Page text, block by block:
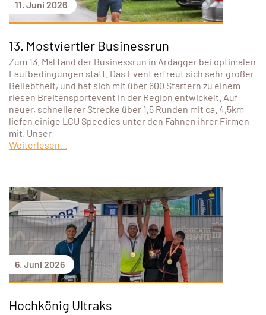
11. Juni 2026
13. Mostviertler Businessrun
Zum 13. Mal fand der Businessrun in Ardagger bei optimalen
Laufbedingungen statt. Das Event erfreut sich sehr großer
Beliebtheit, und hat sich mit über 600 Startern zu einem
riesen Breitensportevent in der Region entwickelt. Auf
neuer, schnellerer Strecke über 1,5 Runden mit ca. 4,5km
liefen einige LCU Speedies unter den Fahnen ihrer Firmen
mit. Unser
Weiterlesen...
6. Juni 2026
Hochkönig Ultraks